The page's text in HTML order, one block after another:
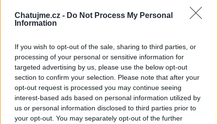
Chatujme.cz - Do Not Process My Personal
Information
If you wish to opt-out of the sale, sharing to third parties, or
processing of your personal or sensitive information for
targeted advertising by us, please use the below opt-out
section to confirm your selection. Please note that after your
opt-out request is processed you may continue seeing
interest-based ads based on personal information utilized by
us or personal information disclosed to third parties prior to
your opt-out. You may separately opt-out of the further